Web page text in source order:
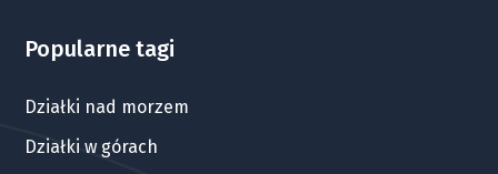
Popularne tagi
Działki nad morzem
Działki w górach